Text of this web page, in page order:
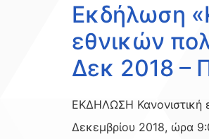
Εκδήλωση
εθνικών
Δεκ 2018 –
ΕΚΔΗΛΩΣΗ Κανονιστική
Δεκεμβρίου 2018, ώρα